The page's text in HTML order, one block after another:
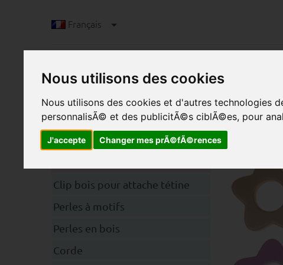
Nous utilisons des cookies
Nous utilisons des cookies et d'autres technologies
personnalisÃ© et des publicitÃ©s ciblÃ©es, pour
J'accepte Changer mes prÃ©fÃ©rences
Français
Catégories
Clip bois pour attache tétine
Perles à motifs
Perles en bois
Corde